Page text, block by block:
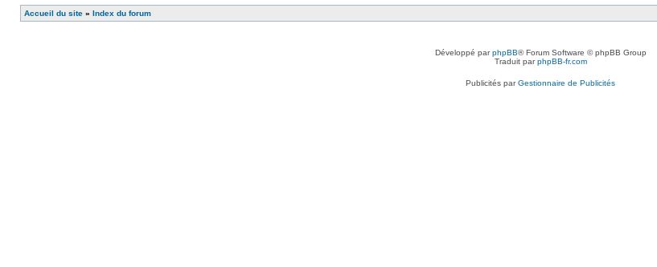
Accueil du site » Index du forum
Développé parphpBB® Forum Software © phpBB Group
Traduit parphpBB-fr.com
Publicités parGestionnaire de Publicités